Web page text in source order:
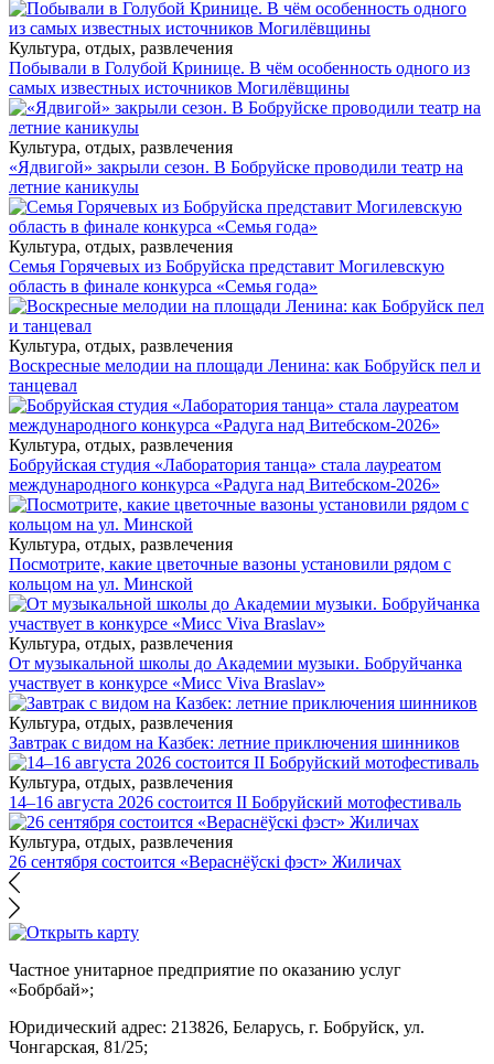
Культура, отдых, развлечения
Побывали в Голубой Кринице. В чём особенность одного из
самых известных источников Могилёвщины
Культура, отдых, развлечения
«Ядвигой» закрыли сезон. В Бобруйске проводили театр на
летние каникулы
Культура, отдых, развлечения
Семья Горячевых из Бобруйска представит Могилевскую
область в финале конкурса «Семья года»
Культура, отдых, развлечения
Воскресные мелодии на площади Ленина: как Бобруйск пел и
танцевал
Культура, отдых, развлечения
Бобруйская студия «Лаборатория танца» стала лауреатом
международного конкурса «Радуга над Витебском-2026»
Культура, отдых, развлечения
Посмотрите, какие цветочные вазоны установили рядом с
кольцом на ул. Минской
Культура, отдых, развлечения
От музыкальной школы до Академии музыки. Бобруйчанка
участвует в конкурсе «Мисс Viva Braslav»
Культура, отдых, развлечения
Завтрак с видом на Казбек: летние приключения шинников
Культура, отдых, развлечения
14–16 августа 2026 состоится II Бобруйский мотофестиваль
Культура, отдых, развлечения
26 сентября состоится «Вераснёўскі фэст» Жиличах
Частное унитарное предприятие по оказанию услуг
«Бобрбай»;
Юридический адрес: 213826, Беларусь, г. Бобруйск, ул.
Чонгарская, 81/25;